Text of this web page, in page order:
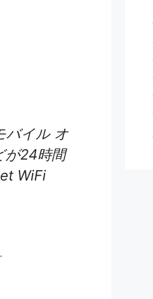
バイル オ
が24時間
WiFi